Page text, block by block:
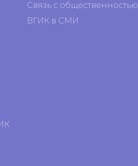
Связь с общественностью
ВГИК в СМИ